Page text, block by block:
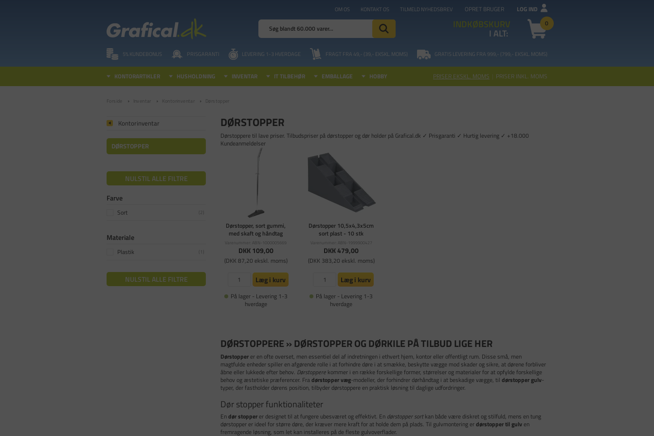
OM OS KONTAKT OS TILMELD NYHEDSBREV OPRET BRUGER LOG IND
INDKØBSKURV 0
I ALT:
5% KUNDEBONUS PRISGARANTI LEVERING 1-3 HVERDAGE FRAGT FRA 49,- (39,- EKSKL. MOMS) GRATIS LEVERING FRA 999,- (799,- EKSKL. MOMS)
KONTORARTIKLER HUSHOLDNING INVENTAR IT TILBEHØR EMBALLAGE HOBBY PRISER EKSKL. MOMS | PRISER INKL. MOMS
Forside Inventar Kontorinventar Dørstopper
Kontorinventar
DØRSTOPPER
NULSTIL ALLE FILTRE
Farve
Sort (2 )
Materiale
Plastik ( 1 )
NULSTIL ALLE FILTRE
DØRSTOPPER
Dørstoppere til lave priser. Tilbudspriser på dørstopper og dør holder på Grafical.dk ✓ Prisgaranti ✓ Hurtig levering ✓ +18.000
Kundeanmeldelser
Dørstopper, sort gummi,
med skaft og håndtag
Varenummer: ABN-1000005669
DKK 109,00
(DKK 87,20 ekskl. moms)
Læg i kurv
På lager - Levering 1-3
hverdage
Dørstopper 10,5x4,3x5cm
sort plast - 10 stk
Varenummer: ABN-1999900427
DKK 479,00
(DKK 383,20 ekskl. moms)
Læg i kurv
På lager - Levering 1-3
hverdage
DØRSTOPPERE » DØRSTOPPER OG DØRKILE PÅ TILBUD LIGE HER
Dørstopper er en ofte overset, men essentiel del af indretningen i ethvert hjem, kontor eller offentligt rum. Disse små, men
magtfulde enheder spiller en afgørende rolle i at forhindre døre i at smække, beskytte vægge mod skader og sikre, at dørene forbliver
åbne eller lukkede efter behov. Dørstoppere kommer i en række forskellige former, størrelser og materialer for at opfylde forskellige
behov og æstetiske præferencer. Fradørstopper væg-modeller, der forhindrer dørhåndtag i at beskadige vægge, til dørstopper gulv-
typer, der fastholder dørens position, tilbyder dørstoppere en praktisk løsning til daglige udfordringer.
Dør stopper funktionaliteter
Endør stopper er designet til at fungere ubesværet og effektivt. En dørstopper sortkan både være diskret og stilfuld, mens en tung
dørstopper er ideel for større døre, der kræver mere kraft for at holde dem på plads. Til gulvmontering erdørstopper til gulv en
fremragende løsning, som let kan installeres på de fleste gulvoverflader.